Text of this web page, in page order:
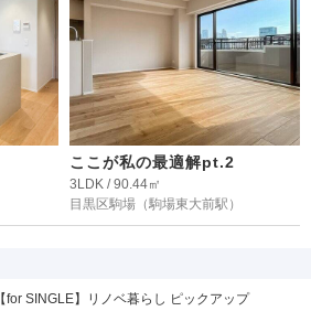
ここが私の最適解pt.2
3LDK / 90.44㎡
目黒区駒場 （駒場東大前駅）
【for SINGLE】リノベ暮らし ピックアップ